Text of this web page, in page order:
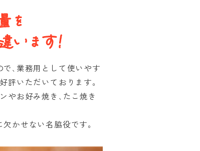
､業務用として使いやす
評いただいております。
やお好み焼き､たこ焼き
かせない名脇役です。